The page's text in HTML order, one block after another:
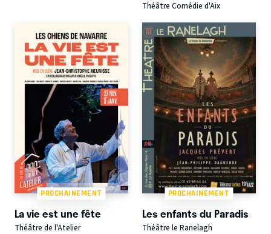
Théâtre Comédie d'Aix
PROCHAINEMENT
La vie est une fête
Théâtre de l'Atelier
PROCHAINEMENT
Les enfants du Paradis
Théâtre le Ranelagh